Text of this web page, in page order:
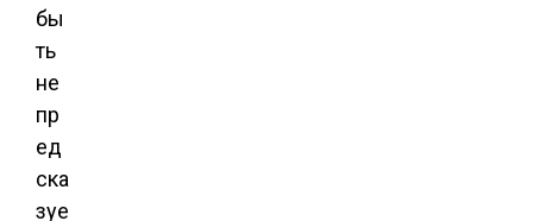
бы
ть
не
пр
ед
ска
зуе